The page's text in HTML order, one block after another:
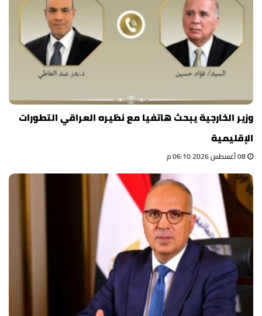
وزير الخارجية يبحث هاتفيا مع نظيره العراقي التطورات
الإقليمية